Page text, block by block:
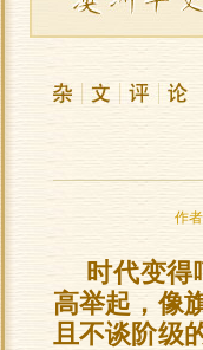
作
时代变得
高举起，像
且不谈阶级